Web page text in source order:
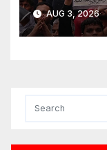
AUG 3, 2026